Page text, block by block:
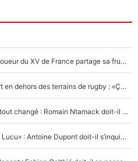
Mis de côté par Fabien Galthié, un joueur du XV de France partage sa frustration : «ils ne me l’ont pas dit tout de suite»
La raison d'être de Matthieu Jalibert en dehors des terrains de rugby : «Ça m'atteint autant que si tu touches à un membre de ma famille»
XV de France - Matthieu Jalibert a tout changé : Romain Ntamack doit-il s’inquiéter pour sa place à un an de la Coupe du monde ?
«Le XV de France est meilleur avec Lucu» : Antoine Dupont doit-il s’inquiéter pour sa place ?